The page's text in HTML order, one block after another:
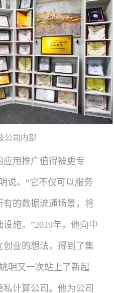
公司内部
应用推广值得被更专
说。“它不仅可以服务
的数据流通场景，将
施。”2019年，他向中
业的想法，得到了集
明又一次站上了新起
计算公司。他为公司